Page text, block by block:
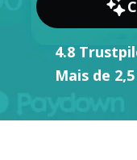
4.8
Mais de